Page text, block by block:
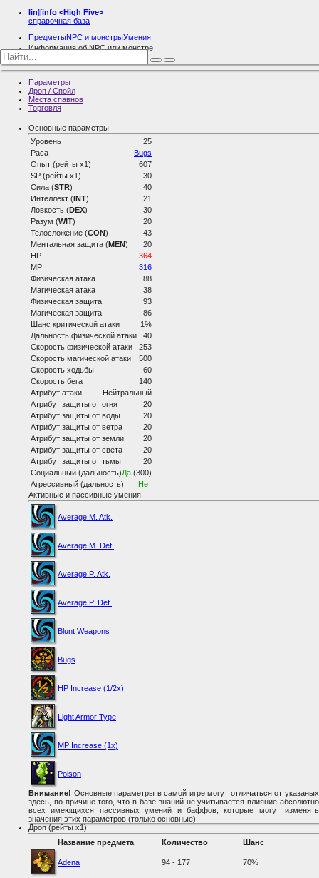
lin][info <High Five>
справочная база
ПредметыNPC и монстрыУмения
Информация об NPC или монстре
Параметры
Дроп / Спойл
Места спавнов
Торговля
Основные параметры
Уровень
25
Раса
Bugs
Опыт (рейты х1)
607
SP (рейты х1)
30
Сила (STR)
40
Интеллект (INT)
21
Ловкость (DEX)
30
Разум (WIT)
20
Телосложение (CON)
43
Ментальная защита (MEN)
20
HP
364
MP
316
Физическая атака
88
Магическая атака
38
Физическая защита
93
Магическая защита
86
Шанс критической атаки
1%
Дальность физической атаки
40
Скорость физической атаки
253
Скорость магической атаки
500
Скорость ходьбы
60
Скорость бега
140
Атрибут атаки
Нейтральный
Атрибут защиты от огня
20
Атрибут защиты от воды
20
Атрибут защиты от ветра
20
Атрибут защиты от земли
20
Атрибут защиты от света
20
Атрибут защиты от тьмы
20
Социальный (дальность)Да (300)
Агрессивный (дальность)
Нет
Активные и пассивные умения
Average M. Atk.
Average M. Def.
Average P. Atk.
Average P. Def.
Blunt Weapons
Bugs
HP Increase (1/2x)
Light Armor Type
MP Increase (1x)
Poison
Внимание! Основные параметры в самой игре могут отличаться от указаных
здесь, по причине того, что в базе знаний не учитывается влияние абсолютно
всех имеющихся пассивных умений и баффов, которые могут изменять
значения этих параметров (только основные).
Дроп (рейты x1)
Название предмета
Количество Шанс
Adena 94 - 177 70%